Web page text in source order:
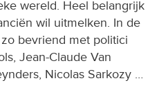
wereld. Heel belangrijk
wil uitmelken. In de
bevriend met politici
Jean-Claude Van
Nicolas Sarkozy …